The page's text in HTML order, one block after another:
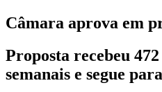
Câmara aprova em
Proposta recebeu
semanais e segue